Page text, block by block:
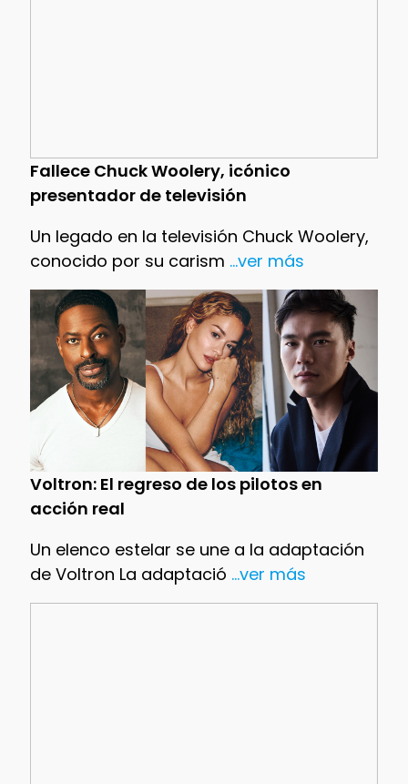
Fallece Chuck Woolery, icónico
presentador de televisión
Un legado en la televisión Chuck Woolery,
conocido por su carism ...ver más
Voltron: El regreso de los pilotos en
acción real
Un elenco estelar se une a la adaptación
de Voltron La adaptació ...ver más